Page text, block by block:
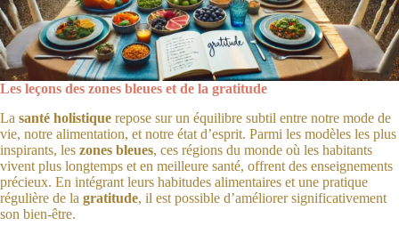
Les leçons des zones bleues et de la gratitude
La santé holistique repose sur un équilibre subtil entre notre mode de
vie, notre alimentation, et notre état d’esprit. Parmi les modèles les plus
inspirants, les zones bleues, ces régions du monde où les habitants
vivent plus longtemps et en meilleure santé, offrent des enseignements
précieux. En intégrant leurs habitudes alimentaires et une pratique
régulière de la gratitude, il est possible d’améliorer significativement
son bien-être.